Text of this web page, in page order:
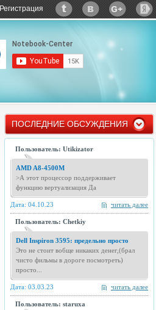
Регистрация
ПОСЛЕДНИЕ ОБСУЖДЕНИЯ
Пользователь: Utikizator
AMD A8-4500M
>А этот процессор поддерживает
функцию вертуализация Да
читать далее
Дата: 04.10.23
Пользователь: Chetkiy
Dell Inspiron 3595: предельно просто
Это не стоит вобще никаких денег,(брал
чисто фильмы в дороге посмотреть)
просто...
читать далее
Дата: 03.03.23
Пользователь: staruxa